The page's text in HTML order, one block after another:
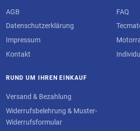
AGB
Datenschutzerklärung
Impressum
Kontakt
FAQ
RUND UM IHREN EINKAUF
Versand & Bezahlung
Widerrufsbelehrung & Muster-
Widerrufsformular